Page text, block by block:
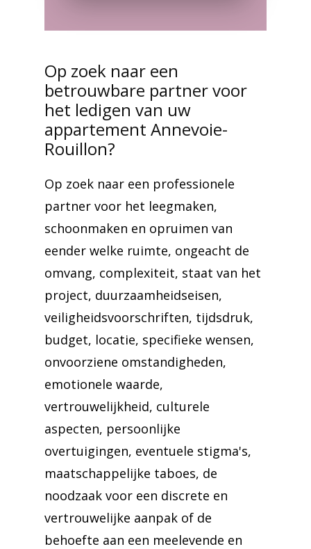
Op zoek naar een
betrouwbare partner voor
het ledigen van uw
appartement Annevoie-
Rouillon?
Op zoek naar een professionele
partner voor het leegmaken,
schoonmaken en opruimen van
eender welke ruimte, ongeacht de
omvang, complexiteit, staat van het
project, duurzaamheidseisen,
veiligheidsvoorschriften, tijdsdruk,
budget, locatie, specifieke wensen,
onvoorziene omstandigheden,
emotionele waarde,
vertrouwelijkheid, culturele
aspecten, persoonlijke
overtuigingen, eventuele stigma's,
maatschappelijke taboes, de
noodzaak voor een discrete en
vertrouwelijke aanpak of de
behoefte aan een meelevende en